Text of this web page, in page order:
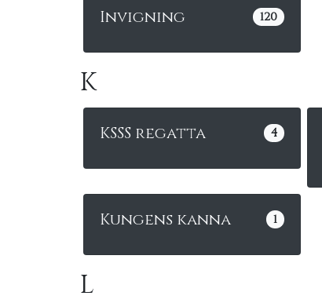
120
Invigning
K
4
KSSS regatta
1
Kungens kanna
L